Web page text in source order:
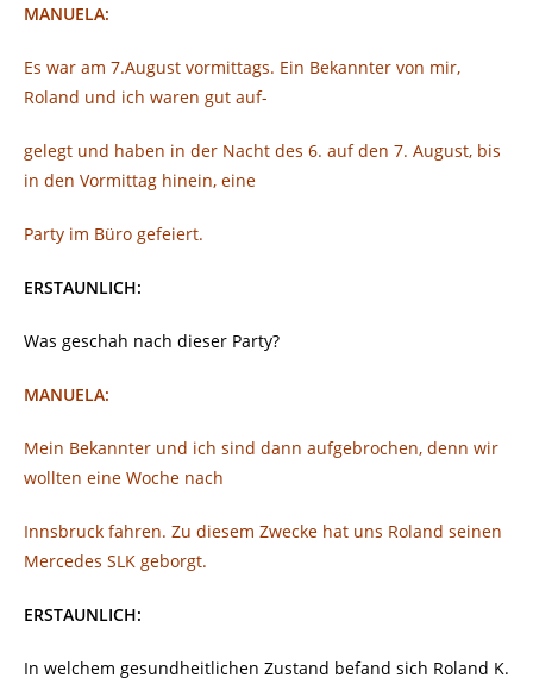
MANUELA:
Es war am 7.August vormittags. Ein Bekannter von mir,
Roland und ich waren gut auf-
gelegt und haben in der Nacht des 6. auf den 7. August, bis
in den Vormittag hinein, eine
Party im Büro gefeiert.
ERSTAUNLICH:
Was geschah nach dieser Party?
MANUELA:
Mein Bekannter und ich sind dann aufgebrochen, denn wir
wollten eine Woche nach
Innsbruck fahren. Zu diesem Zwecke hat uns Roland seinen
Mercedes SLK geborgt.
ERSTAUNLICH:
In welchem gesundheitlichen Zustand befand sich Roland K.